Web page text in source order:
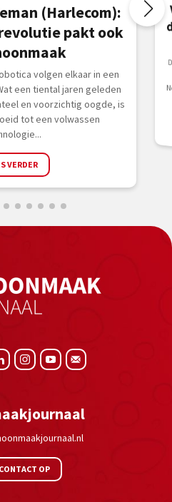
(Harlecom):
pakt ook
volgen elkaar in een
een tiental jaren geleden
en voorzichtig oogde, is
tot een volwassen
VERDER
OP